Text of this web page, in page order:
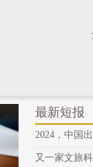
最新短报
2024，中国
又一家文旅